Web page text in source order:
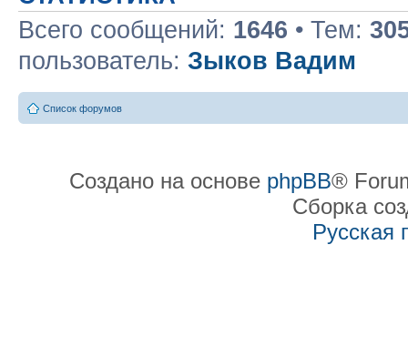
Всего сообщений: 1646 • Тем:
пользователь: Зыков Вадим
Список форумов
Создано на основе phpBB®
Сборка
Русская